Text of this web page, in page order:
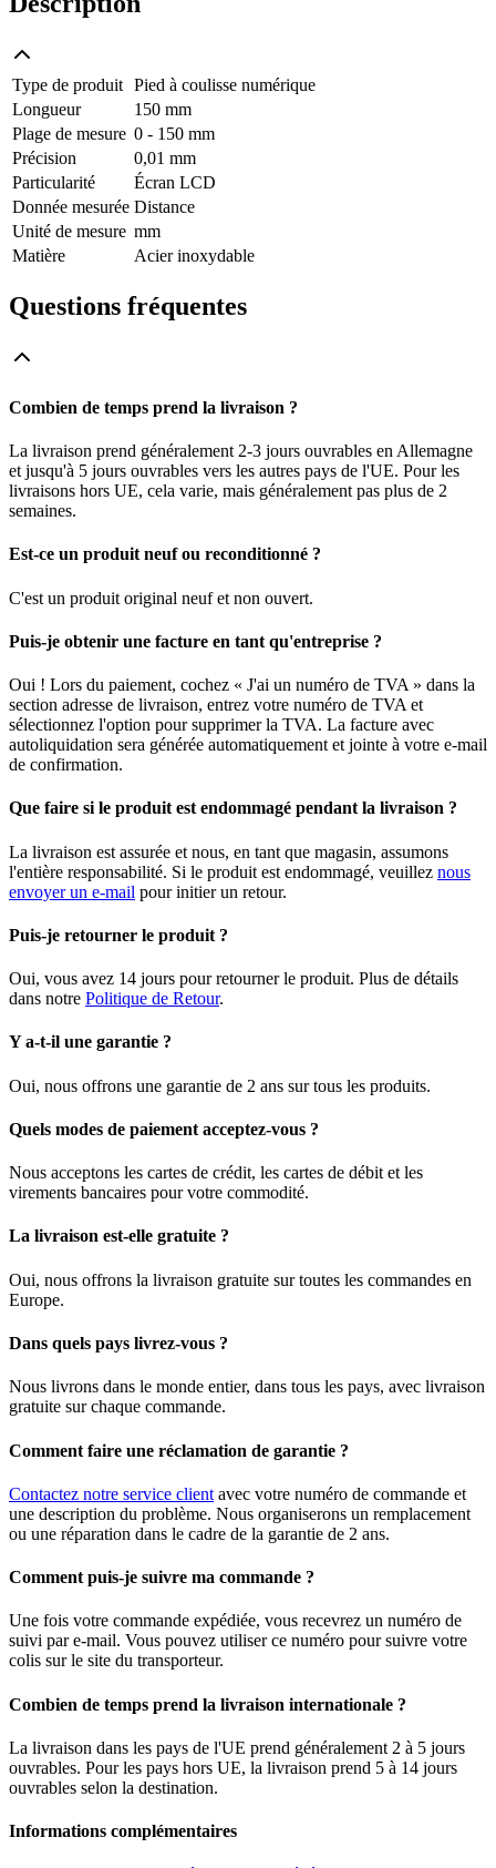
Type de produit Pied à coulisse numérique
Longueur
150 mm
Plage de mesure 0 - 150 mm
Précision
0,01 mm
Particularité
Écran LCD
Donnée mesurée Distance
Unité de mesure mm
Matière
Acier inoxydable
Questions fréquentes
Combien de temps prend la livraison ?
La livraison prend généralement 2-3 jours ouvrables en Allemagne
et jusqu'à 5 jours ouvrables vers les autres pays de l'UE. Pour les
livraisons hors UE, cela varie, mais généralement pas plus de 2
semaines.
Est-ce un produit neuf ou reconditionné ?
C'est un produit original neuf et non ouvert.
Puis-je obtenir une facture en tant qu'entreprise ?
Oui ! Lors du paiement, cochez « J'ai un numéro de TVA » dans la
section adresse de livraison, entrez votre numéro de TVA et
sélectionnez l'option pour supprimer la TVA. La facture avec
autoliquidation sera générée automatiquement et jointe à votre e-mail
de confirmation.
Que faire si le produit est endommagé pendant la livraison ?
La livraison est assurée et nous, en tant que magasin, assumons
l'entière responsabilité. Si le produit est endommagé, veuillez nous
envoyer un e-mail pour initier un retour.
Puis-je retourner le produit ?
Oui, vous avez 14 jours pour retourner le produit. Plus de détails
dans notre Politique de Retour.
Y a-t-il une garantie ?
Oui, nous offrons une garantie de 2 ans sur tous les produits.
Quels modes de paiement acceptez-vous ?
Nous acceptons les cartes de crédit, les cartes de débit et les
virements bancaires pour votre commodité.
La livraison est-elle gratuite ?
Oui, nous offrons la livraison gratuite sur toutes les commandes en
Europe.
Dans quels pays livrez-vous ?
Nous livrons dans le monde entier, dans tous les pays, avec livraison
gratuite sur chaque commande.
Comment faire une réclamation de garantie ?
Contactez notre service client avec votre numéro de commande et
une description du problème. Nous organiserons un remplacement
ou une réparation dans le cadre de la garantie de 2 ans.
Comment puis-je suivre ma commande ?
Une fois votre commande expédiée, vous recevrez un numéro de
suivi par e-mail. Vous pouvez utiliser ce numéro pour suivre votre
colis sur le site du transporteur.
Combien de temps prend la livraison internationale ?
La livraison dans les pays de l'UE prend généralement 2 à 5 jours
ouvrables. Pour les pays hors UE, la livraison prend 5 à 14 jours
ouvrables selon la destination.
Informations complémentaires